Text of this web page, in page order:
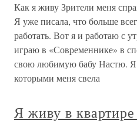
Как я живу Зрители меня
Я уже писала, что больше
работать. Вот я и работаю с
играю в «Современнике» в
свою любимую бабу Настю. Я
которыми меня свела
Я живу в